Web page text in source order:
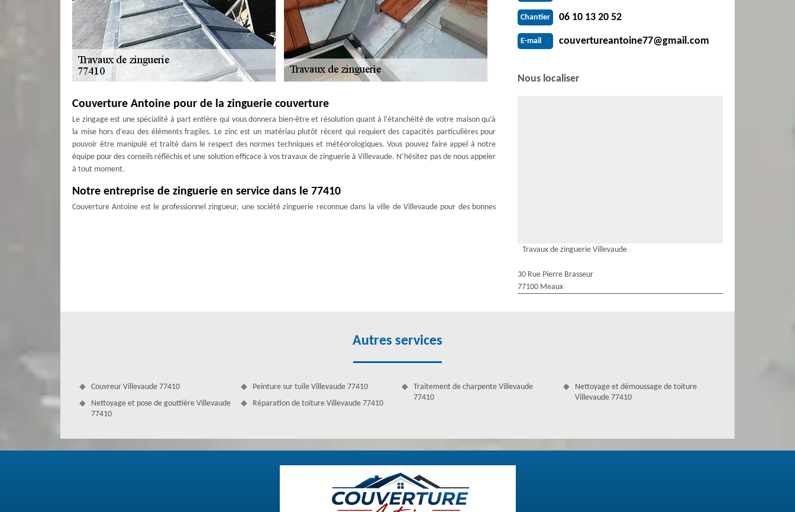
Couverture Antoine pour de la zinguerie couverture
Le zingage est une spécialité à part entière qui vous donnera bien-être et résolution quant à l'étanchéité de votre maison qu’à
la mise hors d’eau des éléments fragiles. Le zinc est un matériau plutôt récent qui requiert des capacités particulières pour
pouvoir être manipulé et traité dans le respect des normes techniques et météorologiques. Vous pouvez faire appel à notre
équipe pour des conseils réfléchis et une solution efficace à vos travaux de zinguerie à Villevaude. N’hésitez pas de nous appeler
à tout moment.
Notre entreprise de zinguerie en service dans le 77410
Couverture Antoine est le professionnel zingueur, une société zinguerie reconnue dans la ville de Villevaude pour des bonnes
réunis pour cacheter les pourtours de tous vos éléments de toit comme les cheminées, les gouttières, les maçonneries, etc.
Faites en sorte de garantir l'évacuation parfaite de l'eau de pluie depuis votre toiture, grâce à des gouttières en métaux et
aménagées avec soin. Notre société couvreur Couverture Antoine réputé s 77410 vous fera ses preuves dans le domaine des
Chantier 06 10 13 20 52
E-mail couvertureantoine77@gmail.com
Nous localiser
Travaux de zinguerie Villevaude
30 Rue Pierre Brasseur
77100 Meaux
Autres services
Couvreur Villevaude 77410
Nettoyage et pose de gouttière Villevaude
77410
Peinture sur tuile Villevaude 77410
Réparation de toiture Villevaude 77410
Traitement de charpente Villevaude
77410
Nettoyage et démoussage de toiture
Villevaude 77410